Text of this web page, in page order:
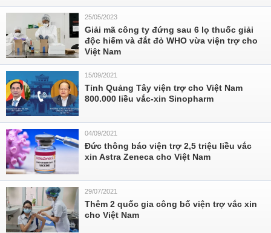
25/05/2023
Giải mã công ty đứng sau 6 lọ thuốc giải
độc hiếm và đắt đỏ WHO vừa viện trợ cho
Việt Nam
15/09/2021
Tỉnh Quảng Tây viện trợ cho Việt Nam
800.000 liều vắc-xin Sinopharm
04/09/2021
Đức thông báo viện trợ 2,5 triệu liều vắc
xin Astra Zeneca cho Việt Nam
29/07/2021
Thêm 2 quốc gia công bố viện trợ vắc xin
cho Việt Nam